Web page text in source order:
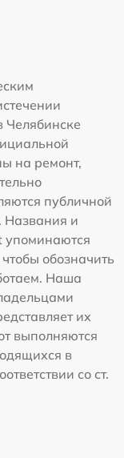
Челябинске
на ремонт,
публичной
Названия и
упоминаются
обозначить
Наша
их
выполняются
в
со ст.